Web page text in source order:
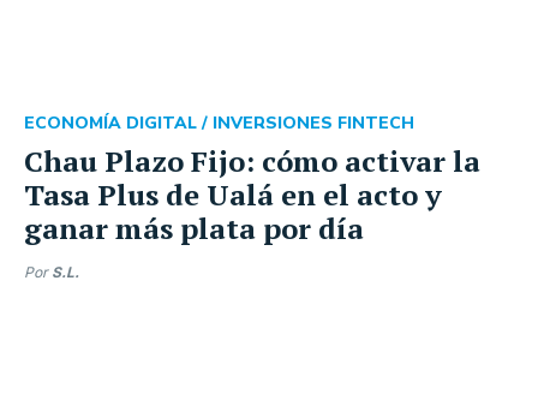
Chau Plazo Fijo: cómo activar la
Tasa Plus de Ualá en el acto y
ganar más plata por día
ECONOMÍA DIGITAL / INVERSIONES FINTECH
Por S.L.